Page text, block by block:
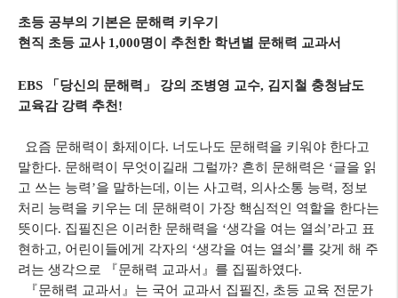
초등 공부의 기본은 문해력 키우기
현직 초등 교사 1,000명이 추천한 학년별 문해력 교과서
EBS 「당신의 문해력 」 강의 조병영 교수, 김지철 충청남도
교육감 강력 추천!
요즘 문해력이 화제이다. 너도나도 문해력을 키워야 한다고
말한다. 문해력이 무엇이길래 그럴까? 흔히 문해력은 ‘글을 읽
고 쓰는 능력’을 말하는데, 이는 사고력, 의사소통 능력, 정보
처리 능력을 키우는 데 문해력이 가장 핵심적인 역할을 한다는
뜻이다. 집필진은 이러한 문해력을 ‘생각을 여는 열쇠’라고 표
현하고, 어린이들에게 각자의 ‘생각을 여는 열쇠’를 갖게 해 주
려는 생각으로
『문해력 교과서 』 를 집필하였다.
『문해력 교과서 』 는 국어 교과서 집필진, 초등 교육 전문가